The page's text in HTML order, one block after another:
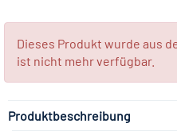
Dieses Produkt wurde aus
ist nicht mehr verfügbar.
Produktbeschreibung